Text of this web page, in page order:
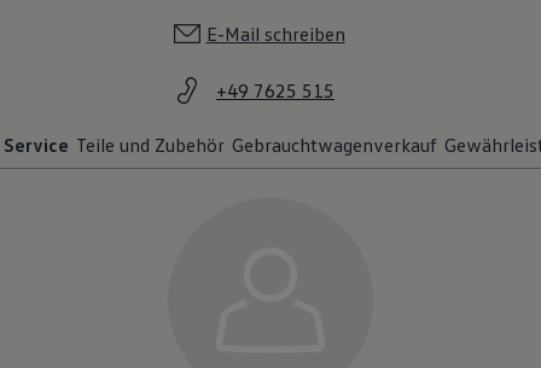
E-Mail schreiben
+49 7625 515
Service Teile und Zubehör Gebrauchtwagenverkauf